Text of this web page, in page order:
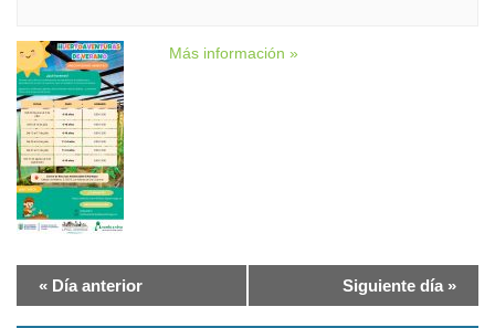
Más información »
« Día anterior Siguiente día »